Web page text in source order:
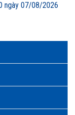
ngày 07/08/2026